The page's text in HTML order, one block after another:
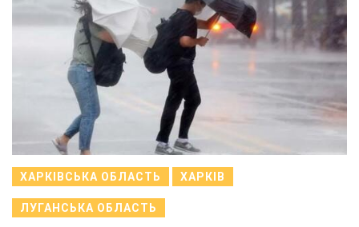
ХАРКІВСЬКА ОБЛАСТЬ ХАРКІВ
ЛУГАНСЬКА ОБЛАСТЬ